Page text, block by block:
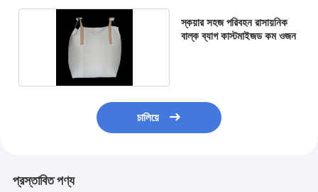
স্কয়ার সহজ পরিবহন রাসায়নিক
বাল্ক ব্যাগ কাস্টমাইজড কম ওজন
চালিয়ে
প্রস্তাবিত পণ্য